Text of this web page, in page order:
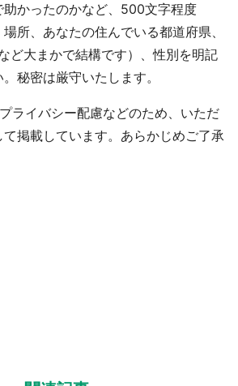
かったのかなど、500文字程度
所、あなたの住んでいる都道府県、
ど大まかで結構です）、性別を明記
秘密は厳守いたします。
ライバシー配慮などのため、いただ
掲載しています。あらかじめご了承